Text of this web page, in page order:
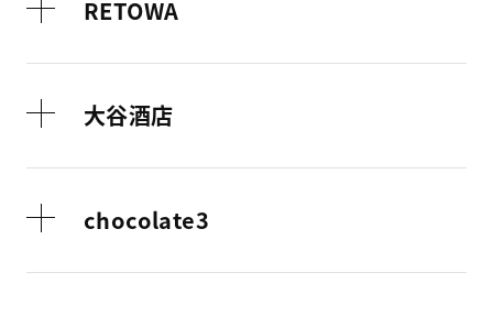
RETOWA
大谷酒店
chocolate3